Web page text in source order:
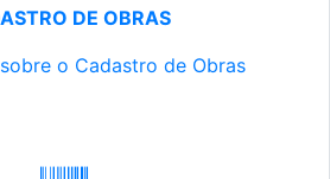
DE OBRAS
o Cadastro de Obras